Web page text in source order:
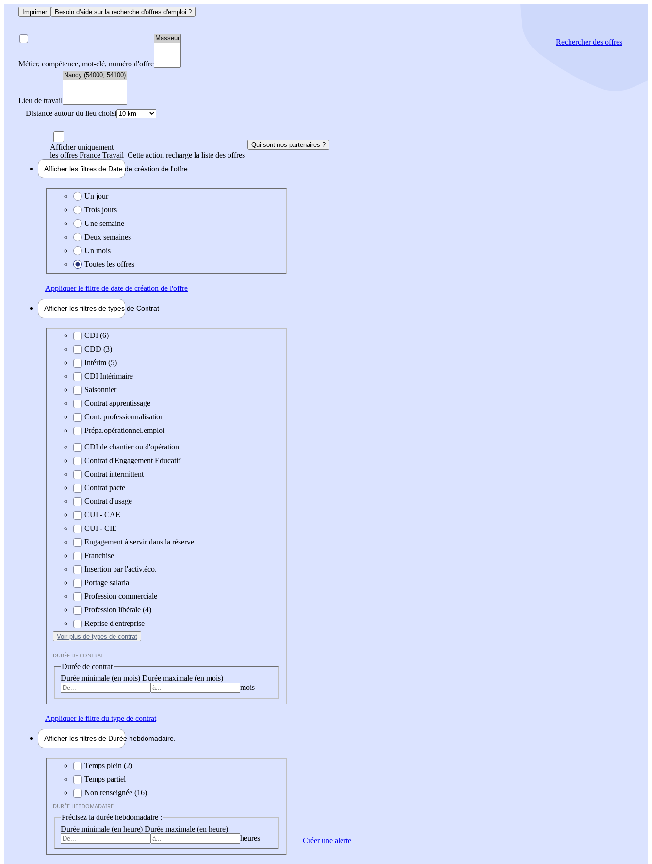
Imprimer Besoin d'aide sur la recherche d'offres d'emploi ?
Métier, compétence, mot-clé, numéro d'offre
Lieu de travail
Distance autour du lieu choisi
Rechercherdes offres
Afficher uniquement
les offres France Travail Cette action recharge la liste des offres
Qui sont nos partenaires ?
Afficher les filtres de Date de création de l'offre
Date de création de l'offre
Un jour
Trois jours
Une semaine
Deux semaines
Un mois
Toutes les offres
Appliquerle filtre de date de création de l'offre
Afficher les filtres de types de Contrat
Type de contrat
CDI (6)
CDD (3)
Intérim (5)
CDI Intérimaire
Saisonnier
Contrat apprentissage
Cont. professionnalisation
Prépa.opérationnel.emploi
CDI de chantier ou d'opération
Contrat d'Engagement Educatif
Contrat intermittent
Contrat pacte
Contrat d'usage
CUI - CAE
CUI - CIE
Engagement à servir dans la réserve
Franchise
Insertion par l'activ.éco.
Portage salarial
Profession commerciale
Profession libérale (4)
Reprise d'entreprise
Voir plus de types de contrat
DURÉE DE CONTRAT
Durée de contrat
Durée minimale (en mois) Durée maximale (en mois)
mois
Appliquerle filtre du type de contrat
Afficher les filtres de Durée hebdomadaire
Durée hebdomadaire
Temps plein (2)
Temps partiel
Non renseignée (16)
DURÉE HEBDOMADAIRE
Précisez la durée hebdomadaire :
Durée minimale (en heure) Durée maximale (en heure)
heures
Créer une alerte